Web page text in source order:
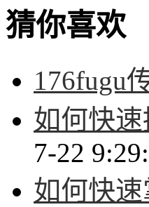
猜你喜欢
176fugu
如何快
7-22
如何快